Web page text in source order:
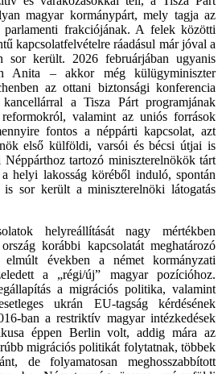
magyar kormánypárt, mely tagja az
frakciójának. A felek közötti
kapcsolatfelvételre ráadásul már jóval a
sor került. 2026 februárjában ugyanis
Anita – akkor még külügyminiszter
az ottani biztonsági konferencia
a Tisza Párt programjának
valamint az uniós források
fontos a néppárti kapcsolat, azt
első külföldi, varsói és bécsi útjai is
tartozó miniszterelnökök tárt
helyi lakosság köréből induló, spontán
is sor került a miniszterelnöki látogatás
helyreállítását nagy mértékben
korábbi kapcsolatát meghatározó
elmúlt években a német kormányzati
a „régi/új” magyar pozícióhoz.
a migrációs politika, valamint
ukrán EU-tagság kérdésének
ban a restriktív magyar intézkedések
éppen Berlin volt, addig mára az
migrációs politikát folytatnak, többek
de folyamatosan meghosszabbított